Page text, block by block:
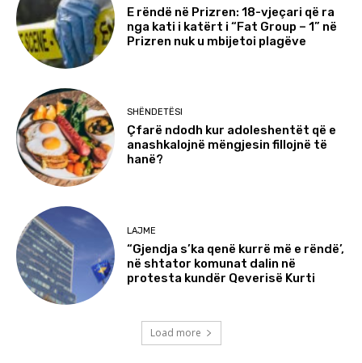
E rëndë në Prizren: 18-vjeçari që ra
nga kati i katërt i “Fat Group – 1” në
Prizren nuk u mbijetoi plagëve
SHËNDETËSI
Çfarë ndodh kur adoleshentët që e
anashkalojnë mëngjesin fillojnë të
hanë?
LAJME
“Gjendja s’ka qenë kurrë më e rëndë’,
në shtator komunat dalin në
protesta kundër Qeverisë Kurti
Load more